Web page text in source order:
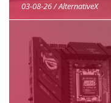
03-08-26 / AlternativeX